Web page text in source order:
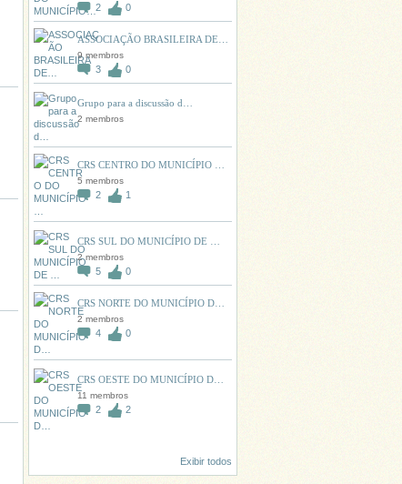
2 0
ASSOCIAÇÃO BRASILEIRA DE…
9 membros
3 0
Grupo para a discussão d…
2 membros
CRS CENTRO DO MUNICÍPIO …
5 membros
2 1
CRS SUL DO MUNICÍPIO DE …
2 membros
5 0
CRS NORTE DO MUNICÍPIO D…
2 membros
4 0
CRS OESTE DO MUNICÍPIO D…
11 membros
2 2
Exibir todos